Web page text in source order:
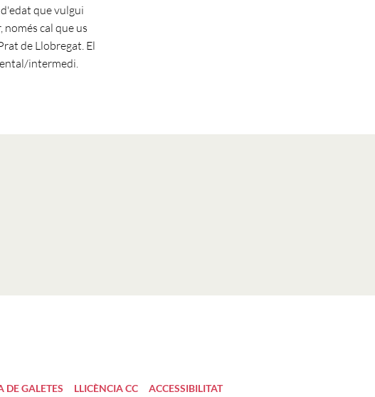
que vulgui
només cal que us
de Llobregat. El
intermedi.
DE GALETES LLICÈNCIA CC ACCESSIBILITAT